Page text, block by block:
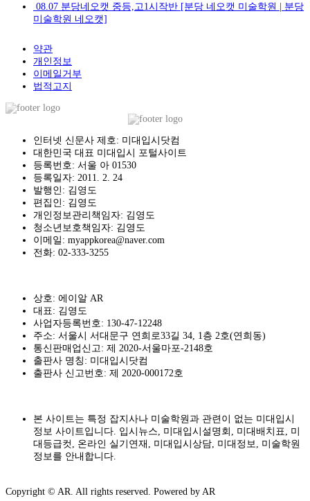
08.07 분당네오캣 중등,고1시작반 [분당 네오캣 미술학원 | 분당
미술학원 네오캣]
약관
개인정보
이메일거부
법적고지
인터넷 신문사 제호: 미대입시닷컴
대한민국 대표 미대입시 포털사이트
등록번호: 서울 아 01530
등록일자: 2011. 2. 24
발행인: 김영도
편집인: 김영도
개인정보관리책임자: 김영도
청소년보호책임자: 김영도
이메일: myappkorea@naver.com
전화: 02-333-3255
상호: 에이알 AR
대표: 김영도
사업자등록번호: 130-47-12248
주소: 서울시 서대문구 연희로33길 34, 1층 2호(연희동)
통신판매업신고: 제 2020-서울마포-2148호
출판사 명칭: 미대입시닷컴
출판사 신고번호: 제 2020-000172호
본 사이트는 특정 잡지사나 미술학원과 관련이 없는 미대입시
정보 사이트입니다. 입시뉴스, 미대입시설명회, 미대배치표, 미
대등급컷, 온라인 실기연재, 미대입시상담, 미대정보, 미술학원
정보를 안내합니다.
Copyright © AR. All rights reserved. Powered by AR